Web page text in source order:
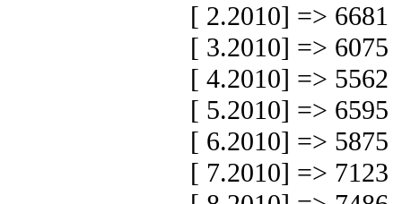
[ 2.2010] => 6681
[ 3.2010] => 6075
[ 4.2010] => 5562
[ 5.2010] => 6595
[ 6.2010] => 5875
[ 7.2010] => 7123